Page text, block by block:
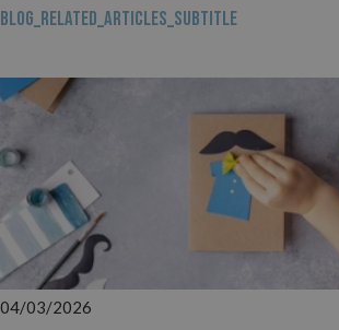
BLOG_RELATED_ARTICLES_SUBTITLE
04/03/2026